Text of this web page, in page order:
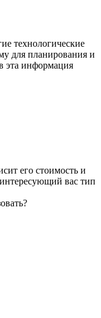
технологические
для планирования и
эта информация
его стоимость и
вас тип